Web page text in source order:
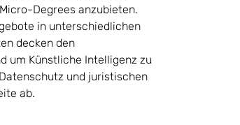
Degrees anzubieten.
in unterschiedlichen
decken den
um Künstliche Intelligenz zu
und juristischen
ab.